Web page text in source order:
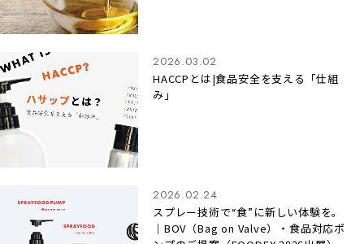
2026.03.02
HACCPとは|食品安全を支える「仕組
み」
2026.02.24
スプレー技術で“食”に新しい体験を。
｜BOV（Bag on Valve）・食品対応ポ